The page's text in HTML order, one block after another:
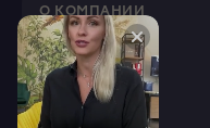
О КОМПАНИИ
ДИЗАЙНЕРАМ
ПОКУПАТЕЛЯМ